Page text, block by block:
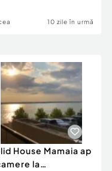
10 zile în urmă
House Mamaia ap
la